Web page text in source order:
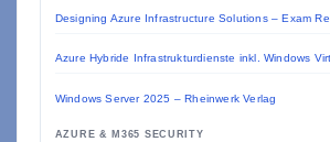
Designing Azure Infrastructure Solutions – Exam
Azure Hybride Infrastrukturdienste inkl. Windows
Windows Server 2025 – Rheinwerk Verlag
AZURE & M365 SECURITY